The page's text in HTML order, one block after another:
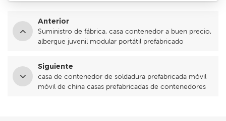
Anterior
Suministro de fábrica, casa contenedor a buen precio,
albergue juvenil modular portátil prefabricado
Siguiente
casa de contenedor de soldadura prefabricada móvil
móvil de china casas prefabricadas de contenedores